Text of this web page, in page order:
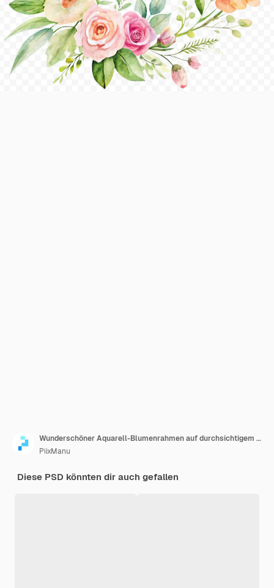
Wunderschöner Aquarell-Blumenrahmen auf durchsichtigem Hintergrund
PiixManu
Diese PSD könnten dir auch gefallen